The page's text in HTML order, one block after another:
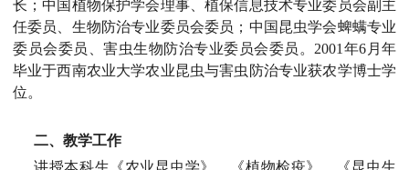
长；中国植物保护学会理事、植保信息技术专业委员会副主
任委员、生物防治专业委员会委员；中国昆虫学会蜱螨专业
委员会委员、害虫生物防治专业委员会委员。 2001年6月年
毕业于西南农业大学农业昆虫与害虫防治专业获农学博士学
位。
二、教学工作
讲授本科生《农业昆虫学》、《植物检疫》、《昆虫生